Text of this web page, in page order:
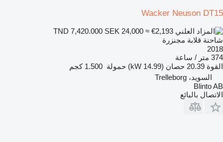
Wacker Neuson DT15
SEK 24,000 ≈ €2,193
شاحنة قلابة مجنزرة
2018
374 متر / ساعة
القوة 20.39 حصان (14.99 kW) حمولة 1.500 كجم
السويد، Trelleborg
Blinto AB
الاتصال بالبائع